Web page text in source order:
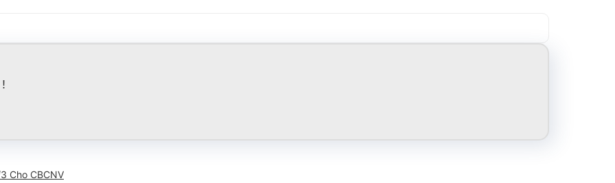
Cho CBCNV